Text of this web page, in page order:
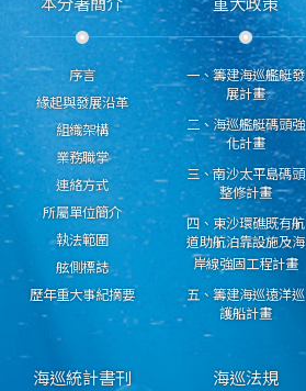
序言
緣起與發展沿革
組織架構
業務職掌
連絡方式
所屬單位簡介
執法範圍
舷側標誌
歷年重大事紀摘要
一、籌建海巡艦艇發
展計畫
二、海巡艦艇碼頭強
化計畫
三、南沙太平島碼頭
整修計畫
四、東沙環礁既有航
道助航泊靠設施及海
岸線強固工程計畫
五、籌建海巡遠洋巡
護船計畫
海巡統計書刊 海巡法規